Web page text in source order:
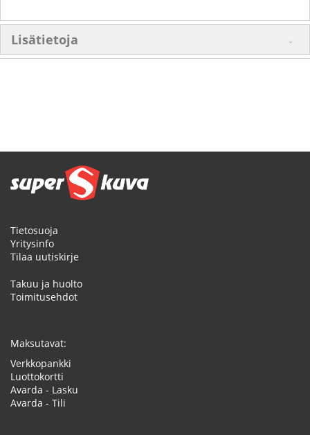
Lisätietoja
Tietosuoja
Yritysinfo
Tilaa uutiskirje
Takuu ja huolto
Toimitusehdot
Maksutavat:
Verkkopankki
Luottokortti
Avarda - Lasku
Avarda - Tili